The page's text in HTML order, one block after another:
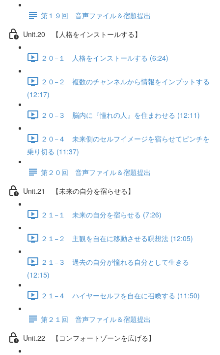
第１９回 音声ファイル＆宿題提出
Unit.20 【人格をインストールする】
２０−１ 人格をインストールする (6:24)
２０−２ 複数のチャンネルから情報をインプットする
(12:17)
２０−３ 脳内に『憧れの人』を住まわせる (12:11)
２０−４ 未来側のセルフイメージを宿らせてピンチを
乗り切る (11:37)
第２０回 音声ファイル＆宿題提出
Unit.21 【未来の自分を宿らせる】
２１−１ 未来の自分を宿らせる (7:26)
２１−２ 主観を自在に移動させる瞑想法 (12:05)
２１−３ 過去の自分が憧れる自分として生きる
(12:15)
２１−４ ハイヤーセルフを自在に召喚する (11:50)
第２１回 音声ファイル＆宿題提出
Unit.22 【コンフォートゾーンを広げる】